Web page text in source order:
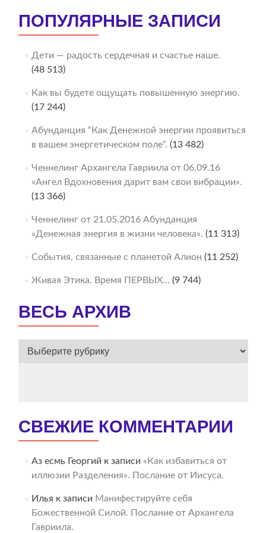
ПОПУЛЯРНЫЕ ЗАПИСИ
Дети — радость сердечная и счастье наше.
(48 513)
Как вы будете ощущать повышенную энергию.
(17 244)
Абунданция “Как Денежной энергии проявиться
в вашем энергетическом поле“. (13 482)
Ченнелинг Архангела Гавриила от 06.09.16
«Ангел Вдохновения дарит вам свои вибрации».
(13 366)
Ченнелинг от 21.05.2016 Абунданция
«Денежная энергия в жизни человека». (11 313)
События, связанные с планетой Алион (11 252)
Живая Этика. Время ПЕРВЫХ… (9 744)
ВЕСЬ АРХИВ
ВЕСЬ
СВЕЖИЕ КОММЕНТАРИИ
Аз есмь Георгий к записи «Как избавиться от
иллюзии Разделения». Послание от Иисуса.
Илья к записи Манифестируйте себя
Божественной Силой. Послание от Архангела
Гавриила.